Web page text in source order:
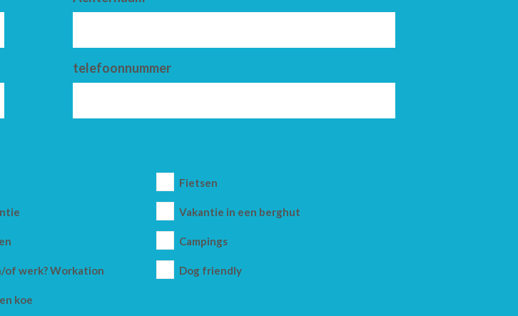
telefoonnummer
Fietsen
Vakantie in een berghut
Campings
of werk? Workation Dog friendly
koe